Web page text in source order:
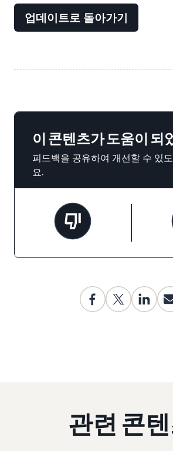
업데이트로 돌아가기
이 콘텐츠가 도움이 되
피드백을 공유하여 개선할 수 있
요.
관련 콘